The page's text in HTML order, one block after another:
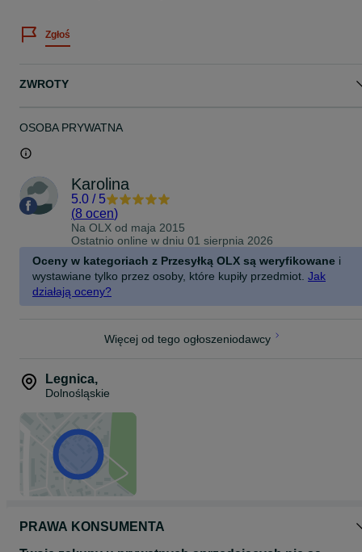
Zgłoś
ZWROTY
OSOBA PRYWATNA
Karolina
5.0 / 5
(8 ocen)
Na OLX od maja 2015
Ostatnio online w dniu 01 sierpnia 2026
Oceny w kategoriach z Przesyłką OLX są weryfikowane i
wystawiane tylko przez osoby, które kupiły przedmiot. Jak
działają oceny?
Więcej od tego ogłoszeniodawcy
Legnica,
Dolnośląskie
PRAWA KONSUMENTA